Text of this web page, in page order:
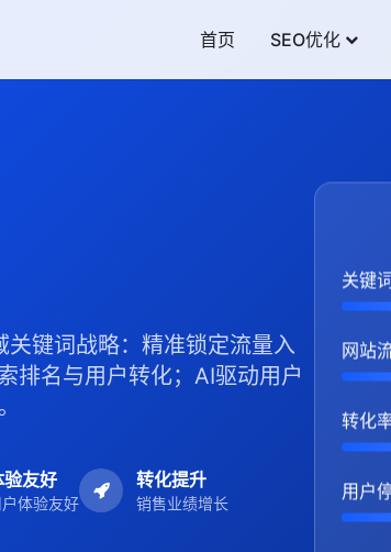
首页 SEO优化
关键词战略：精准锁定流量入
排名与用户转化；AI驱动用户
验友好
户体验友好
转化提升
销售业绩增长
关键
网站
转化
用户